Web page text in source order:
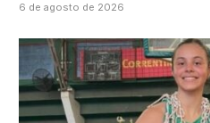
6 de agosto de 2026